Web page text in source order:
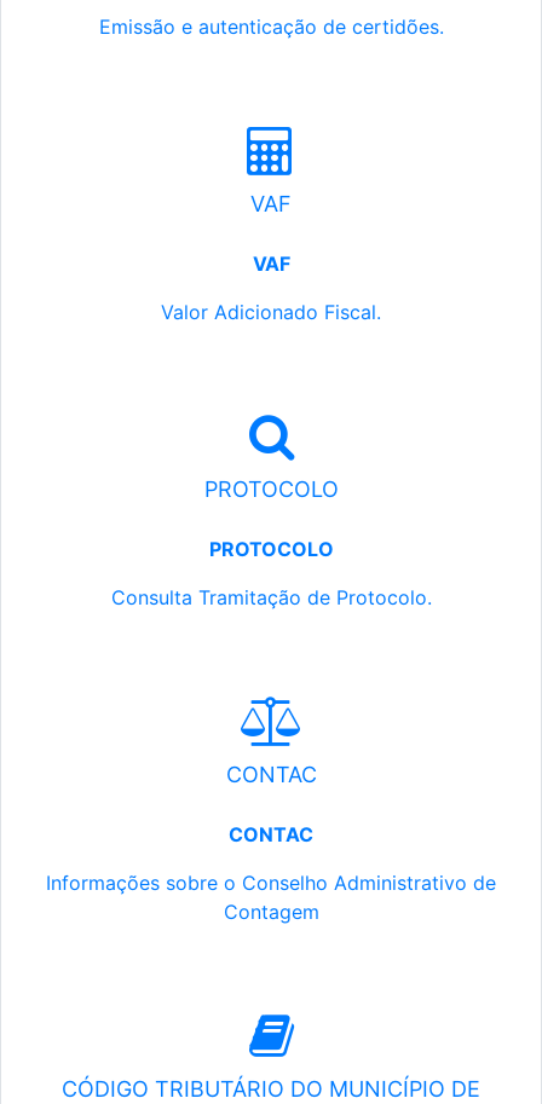
Emissão e autenticação de certidões.
VAF
VAF
Valor Adicionado Fiscal.
PROTOCOLO
PROTOCOLO
Consulta Tramitação de Protocolo.
CONTAC
CONTAC
Informações sobre o Conselho Administrativo de
Contagem
CÓDIGO TRIBUTÁRIO DO MUNICÍPIO DE